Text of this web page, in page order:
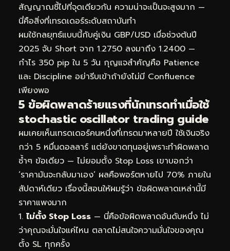
สัญญาณชี้ไปที่จุดเดียวกัน ความน่าจะเป็นจะสูงมาก —
นี่คือสิ่งที่เทรดเดอร์ระดับสถาบันทำ
ผมใช้กลยุทธ์แบบนี้กับคู่เงิน GBP/USD เมื่อช่วงต้นปี
2025 จับ Short จาก 1.2750 ลงมาถึง 1.2400 —
กำไร 350 pip ใน 5 วัน กุญแจสำคัญคือ Patience
และ Discipline อย่ารีบเข้าถ้ายังไม่มี Confluence
เพียงพอ
5 ข้อผิดพลาดร้ายแรงที่นักเทรดทำเมื่อใช้
stochastic oscillator trading guide
ผมเคยเห็นเทรดเดอร์คนหนึ่งที่เทรดมาหลายปี ใช้เงินจริง
กว่า 5 หมื่นดอลลาร์ แต่ยังขาดทุนอยู่เพราะทำผิดพลาด
ซ้ำๆ ข้อเดียว — ไม่ยอมตั้ง Stop Loss เขาบอกว่า
‘ราคามันจะกลับมาเอง’ ผลคือพอร์ตหายไป 70% ภายใน
สัปดาห์เดียว เรื่องนี้สอนให้ผมรู้ว่า ข้อผิดพลาดเหล่านี้มี
ราคาแพงมาก
ไม่ตั้ง Stop Loss — นี่คือข้อผิดพลาดอันดับหนึ่ง ไม่
ว่าคุณจะมั่นใจแค่ไหน ตลาดไม่สนใจความมั่นใจของคุณ
ตั้ง SL ทุกครั้ง